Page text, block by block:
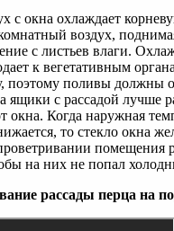
с окна охлаждает
воздух,
с листьев влаги.
к вегетативным
поэтому поливы должны
ящики с рассадой лучше
окна. Когда наружная
то стекло окна
помещения
на них не попал
рассады перца на